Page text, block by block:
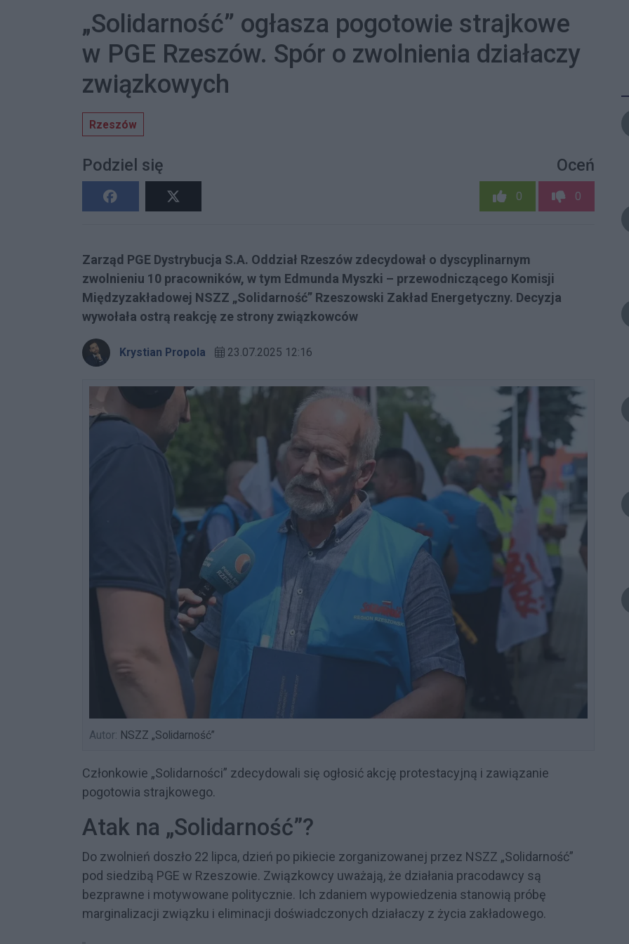
„Solidarność” ogłasza pogotowie strajkowe
w PGE Rzeszów. Spór o zwolnienia działaczy
związkowych
Rzeszów
Podziel się Oceń
0 0
Zarząd PGE Dystrybucja S.A. Oddział Rzeszów zdecydował o dyscyplinarnym
zwolnieniu 10 pracowników, w tym Edmunda Myszki – przewodniczącego Komisji
Międzyzakładowej NSZZ „Solidarność” Rzeszowski Zakład Energetyczny. Decyzja
wywołała ostrą reakcję ze strony związkowców
Krystian Propola 23.07.2025 12:16
Autor: NSZZ „Solidarność”
Członkowie „Solidarności” zdecydowali się ogłosić akcję protestacyjną i zawiązanie
pogotowia strajkowego.
Atak na „Solidarność”?
Do zwolnień doszło 22 lipca, dzień po pikiecie zorganizowanej przez NSZZ „Solidarność”
pod siedzibą PGE w Rzeszowie. Związkowcy uważają, że działania pracodawcy są
bezprawne i motywowane politycznie. Ich zdaniem wypowiedzenia stanowią próbę
marginalizacji związku i eliminacji doświadczonych działaczy z życia zakładowego.